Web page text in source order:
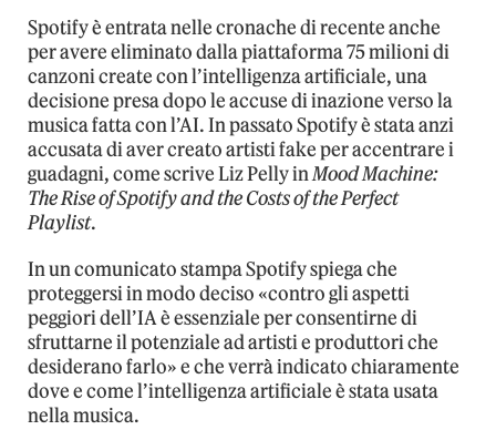
Spotify è entrata nelle cronache di recente anche
per avere eliminato dalla piattaforma 75 milioni di
canzoni create con l’intelligenza artificiale, una
decisione presa dopo le accuse di inazione verso la
musica fatta con l’AI. In passato Spotify è stata anzi
accusata di aver creato artisti fake per accentrare i
guadagni, come scrive Liz Pelly inMood Machine:
The Rise of Spotify and the Costs of the Perfect
Playlist.
In un comunicato stampa Spotify spiega che
proteggersi in modo deciso «contro gli aspetti
peggiori dell’IA è essenziale per consentirne di
sfruttarne il potenziale ad artisti e produttori che
desiderano farlo» e che verrà indicato chiaramente
dove e come l’intelligenza artificiale è stata usata
nella musica.